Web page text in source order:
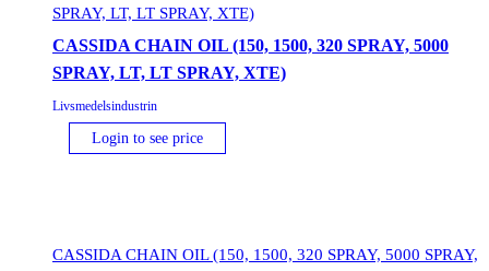
CASSIDA CHAIN OIL (150, 1500, 320 SPRAY, 5000
SPRAY, LT, LT SPRAY, XTE)
Livsmedelsindustrin
Login to see price
CASSIDA CHAIN OIL (150, 1500, 320 SPRAY, 5000 SPRAY,